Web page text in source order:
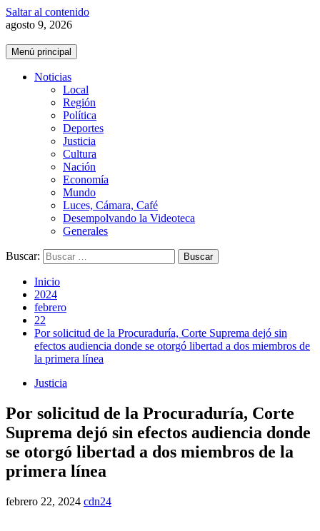
Saltar al contenido
agosto 9, 2026
Menú principal
Noticias
Local
Región
Política
Deportes
Justicia
Cultura
Nación
Economía
Mundo
Luces, Cámara, Café
Desempolvando la Videoteca
Generales
Buscar:
Inicio
2024
febrero
22
Por solicitud de la Procuraduría, Corte Suprema dejó sin
efectos audiencia donde se otorgó libertad a dos miembros de
la primera línea
Justicia
Por solicitud de la Procuraduría, Corte
Suprema dejó sin efectos audiencia donde
se otorgó libertad a dos miembros de la
primera línea
febrero 22, 2024 cdn24